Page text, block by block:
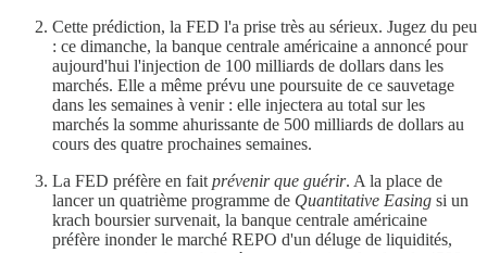
Cette prédiction, la FED l'a prise très au sérieux. Jugez du peu
: ce dimanche, la banque centrale américaine a annoncé pour
aujourd'hui l'injection de 100 milliards de dollars dans les
marchés. Elle a même prévu une poursuite de ce sauvetage
dans les semaines à venir : elle injectera au total sur les
marchés la somme ahurissante de 500 milliards de dollars au
cours des quatre prochaines semaines.
La FED préfère en fait prévenir que guérir. A la place de
lancer un quatrième programme de Quantitative Easing si un
krach boursier survenait, la banque centrale américaine
préfère inonder le marché REPO d'un déluge de liquidités,